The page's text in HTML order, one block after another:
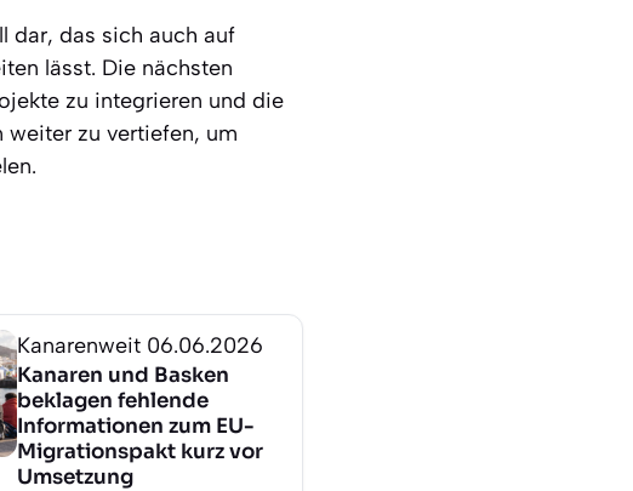
dar, das sich auch auf
lässt. Die nächsten
zu integrieren und die
zu vertiefen, um
Kanarenweit 06.06.2026
Kanaren und Basken
beklagen fehlende
Informationen zum EU-
Migrationspakt kurz vor
Umsetzung